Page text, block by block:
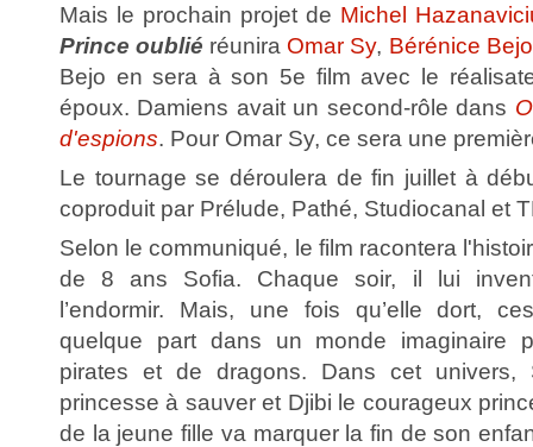
Mais le prochain projet de Michel
Prince oublié réunira Omar Sy, Bérénice Bejo
Bejo en sera à son 5e film avec le
époux. Damiens avait un second-rôle dans
d'espions. Pour Omar Sy, ce sera une
Le tournage se déroulera de fin juillet à
coproduit par Prélude, Pathé, Studiocanal et
Selon le communiqué, le film racontera
de 8 ans Sofia. Chaque soir, il lui
l’endormir. Mais, une fois qu’elle dort,
quelque part dans un monde imaginaire
pirates et de dragons. Dans cet univers,
princesse à sauver et Djibi le courageux
de la jeune fille va marquer la fin de son